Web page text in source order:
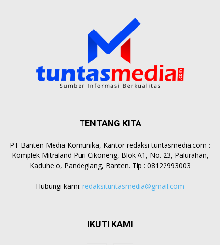
TENTANG KITA
PT Banten Media Komunika, Kantor redaksi tuntasmedia.com :
Komplek Mitraland Puri Cikoneng, Blok A1, No. 23, Palurahan,
Kaduhejo, Pandeglang, Banten. Tlp : 08122993003
Hubungi kami: redaksituntasmedia@gmail.com
IKUTI KAMI